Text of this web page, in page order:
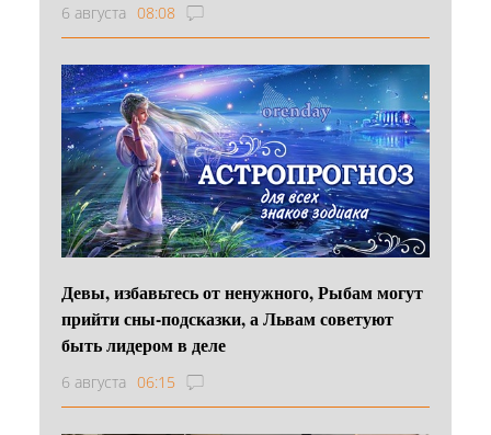
6 августа 08:08
Девы, избавьтесь от ненужного, Рыбам могут
прийти сны-подсказки, а Львам советуют
быть лидером в деле
6 августа 06:15